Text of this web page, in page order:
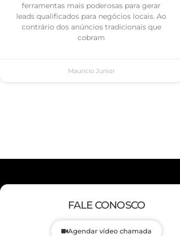
ferramentas mais poderosas para gerar
leads qualificados para negócios locais. Ao
contrário dos anúncios tradicionais que
cobram
Mauricio Junior
FALE CONOSCO
Agendar vídeo chamada